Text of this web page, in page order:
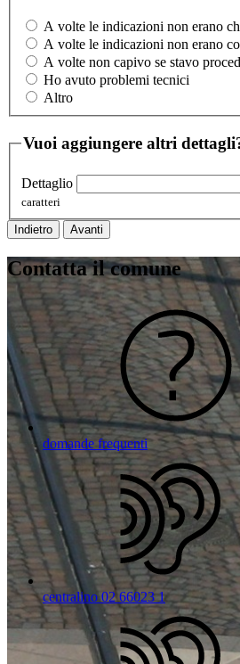
A volte le indicazioni non erano
A volte le indicazioni non erano
A volte non capivo se stavo
Ho avuto problemi tecnici
Altro
Vuoi aggiungere altri
Dettaglio
caratteri
Indietro Avanti
Contatta il comune
domande frequenti
centralino 02 66023 1